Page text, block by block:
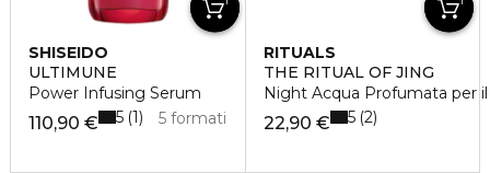
SHISEIDO
ULTIMUNE
Power Infusing Serum
110,90 € 5 formati
5 1
RITUALS
THE RITUAL OF JING
Night Acqua Profumata per
22,90 € 5 2